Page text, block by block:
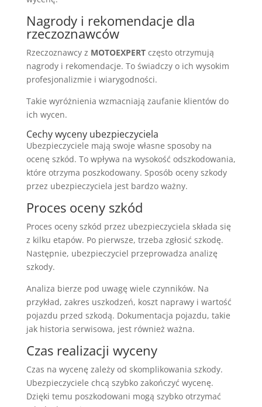
Nagrody i rekomendacje dla
rzeczoznawców
Rzeczoznawcy z MOTOEXPERTczęsto otrzymują
nagrody i rekomendacje. To świadczy o ich wysokim
profesjonalizmie i wiarygodności.
Takie wyróżnienia wzmacniają zaufanie klientów do
ich wycen.
Cechy wyceny ubezpieczyciela
Ubezpieczyciele mają swoje własne sposoby na
ocenę szkód. To wpływa na wysokość odszkodowania,
które otrzyma poszkodowany. Sposób oceny szkody
przez ubezpieczyciela jest bardzo ważny.
Proces oceny szkód
Proces oceny szkód przez ubezpieczyciela składa się
z kilku etapów. Po pierwsze, trzeba zgłosić szkodę.
Następnie, ubezpieczyciel przeprowadza analizę
szkody.
Analiza bierze pod uwagę wiele czynników. Na
przykład, zakres uszkodzeń, koszt naprawy i wartość
pojazdu przed szkodą. Dokumentacja pojazdu, takie
jak historia serwisowa, jest również ważna.
Czas realizacji wyceny
Czas na wycenę zależy od skomplikowania szkody.
Ubezpieczyciele chcą szybko zakończyć wycenę.
Dzięki temu poszkodowani mogą szybko otrzymać